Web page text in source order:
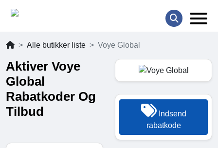
Alle butikker liste Voye Global
Aktiver Voye
Global
Rabatkoder Og
Tilbud
Indsend
rabatkode